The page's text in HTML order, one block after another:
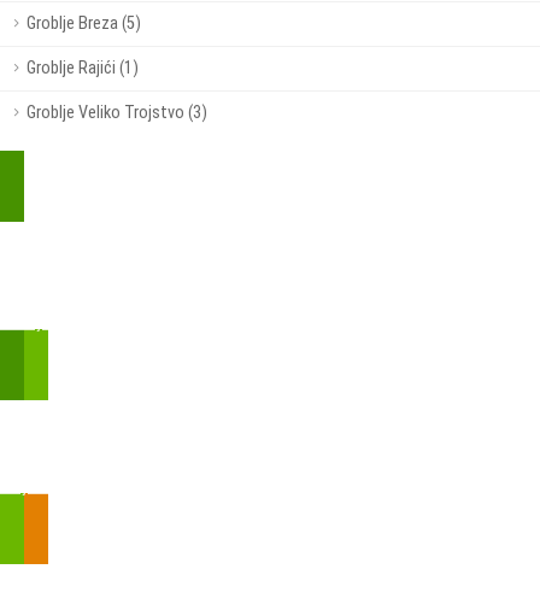
Groblje Breza (5)
Groblje Rajići (1)
Groblje Veliko Trojstvo (3)